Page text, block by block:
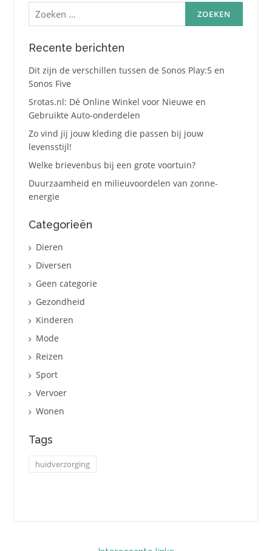
Zoeken
naar:
Recente berichten
Dit zijn de verschillen tussen de Sonos Play:5 en
Sonos Five
Srotas.nl: Dé Online Winkel voor Nieuwe en
Gebruikte Auto-onderdelen
Zo vind jij jouw kleding die passen bij jouw
levensstijl!
Welke brievenbus bij een grote voortuin?
Duurzaamheid en milieuvoordelen van zonne-
energie
Categorieën
Dieren
Diversen
Geen categorie
Gezondheid
Kinderen
Mode
Reizen
Sport
Vervoer
Wonen
Tags
huidverzorging